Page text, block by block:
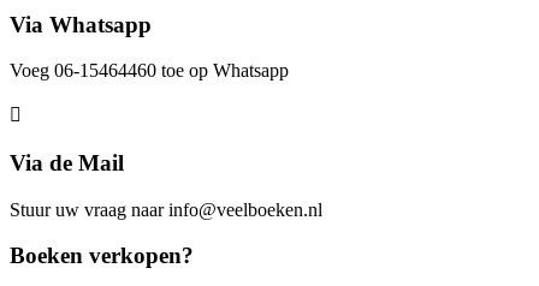
Via Whatsapp
Voeg 06-15464460 toe op Whatsapp
Via de Mail
Stuur uw vraag naar info@veelboeken.nl
Boeken verkopen?